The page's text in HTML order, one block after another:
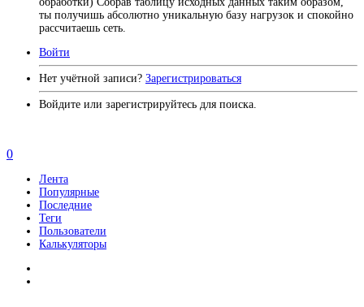
ты получишь абсолютно уникальную базу нагрузок и спокойно
рассчитаешь сеть.
Войти
Нет учётной записи? Зарегистрироваться
Войдите или зарегистрируйтесь для поиска.
0
Лента
Популярные
Последние
Теги
Пользователи
Калькуляторы